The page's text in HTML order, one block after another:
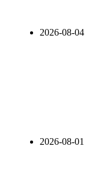
2026-08-04
2026-08-01